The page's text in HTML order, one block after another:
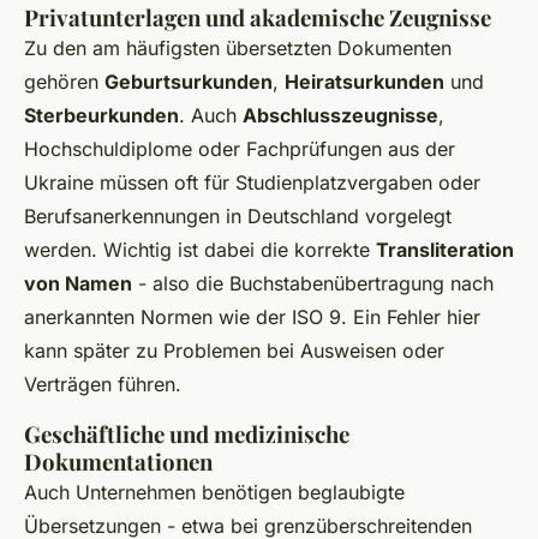
Privatunterlagen und akademische Zeugnisse
Zu den am häufigsten übersetzten Dokumenten
gehören Geburtsurkunden, Heiratsurkunden und
Sterbeurkunden. Auch Abschlusszeugnisse,
Hochschuldiplome oder Fachprüfungen aus der
Ukraine müssen oft für Studienplatzvergaben oder
Berufsanerkennungen in Deutschland vorgelegt
werden. Wichtig ist dabei die korrekte Transliteration
von Namen - also die Buchstabenübertragung nach
anerkannten Normen wie der ISO 9. Ein Fehler hier
kann später zu Problemen bei Ausweisen oder
Verträgen führen.
Geschäftliche und medizinische
Dokumentationen
Auch Unternehmen benötigen beglaubigte
Übersetzungen - etwa bei grenzüberschreitenden